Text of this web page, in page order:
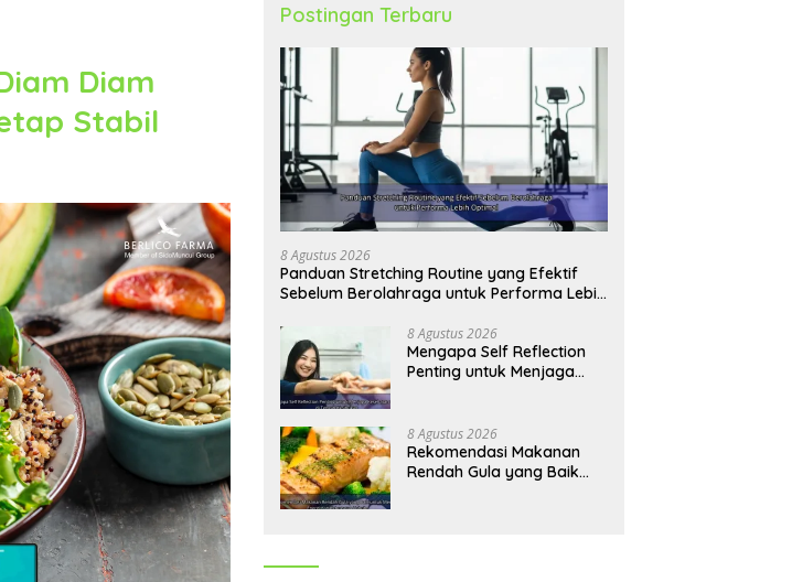
Diam
Stabil
Postingan Terbaru
8 Agustus 2026
Panduan Stretching Routine yang Efektif
Sebelum Berolahraga untuk Performa Lebih
8 Agustus 2026
Mengapa Self Reflection
Penting untuk Menjaga
8 Agustus 2026
Rekomendasi Makanan
Rendah Gula yang Baik